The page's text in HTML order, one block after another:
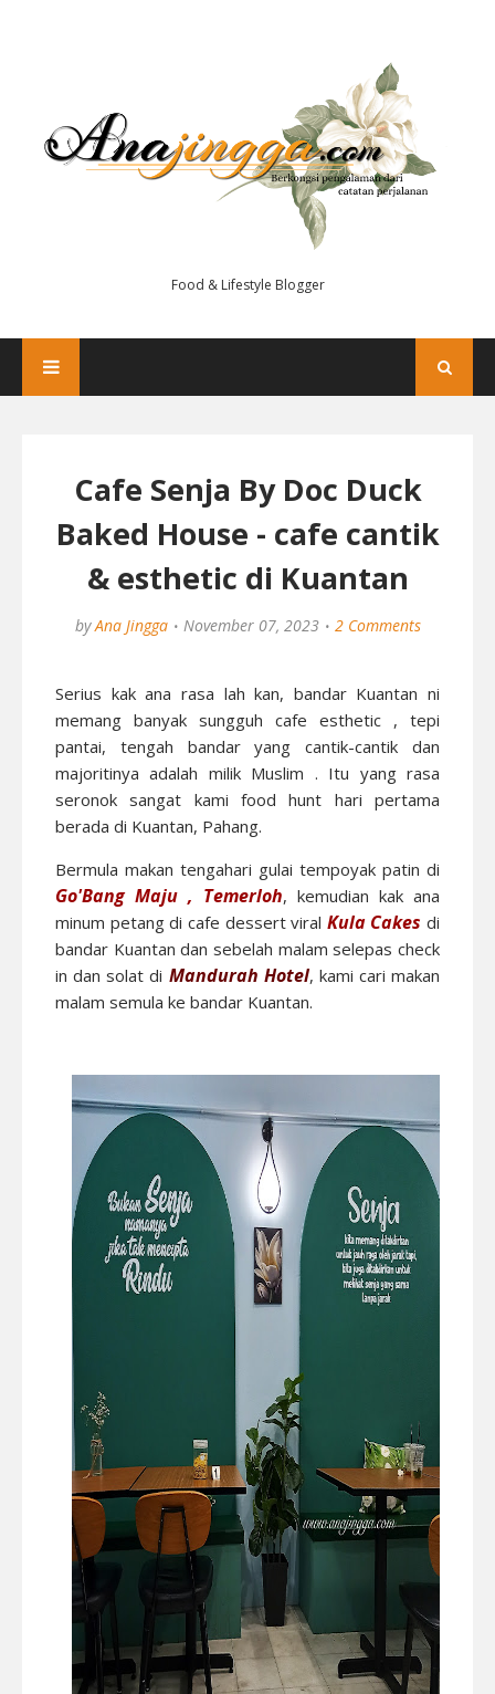
Food & Lifestyle Blogger
Cafe Senja By Doc Duck
Baked House - cafe cantik
& esthetic di Kuantan
by Ana Jingga November 07, 2023 2 Comments
Serius kak ana rasa lah kan, bandar Kuantan ni
memang banyak sungguh cafe esthetic , tepi
pantai, tengah bandar yang cantik-cantik dan
majoritinya adalah milik Muslim . Itu yang rasa
seronok sangat kami food hunt hari pertama
berada di Kuantan, Pahang.
Bermula makan tengahari gulai tempoyak patin di
Go'Bang Maju , Temerloh, kemudian kak ana
minum petang di cafe dessert viral Kula Cakes di
bandar Kuantan dan sebelah malam selepas check
in dan solat di Mandurah Hotel, kami cari makan
malam semula ke bandar Kuantan.